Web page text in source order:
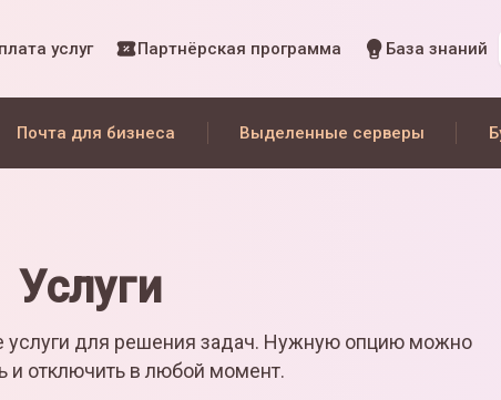
услуг Партнёрская программа База знаний
Почта для бизнеса Выделенные серверы
Услуги
для решения задач. Нужную опцию можно
и отключить в любой момент.